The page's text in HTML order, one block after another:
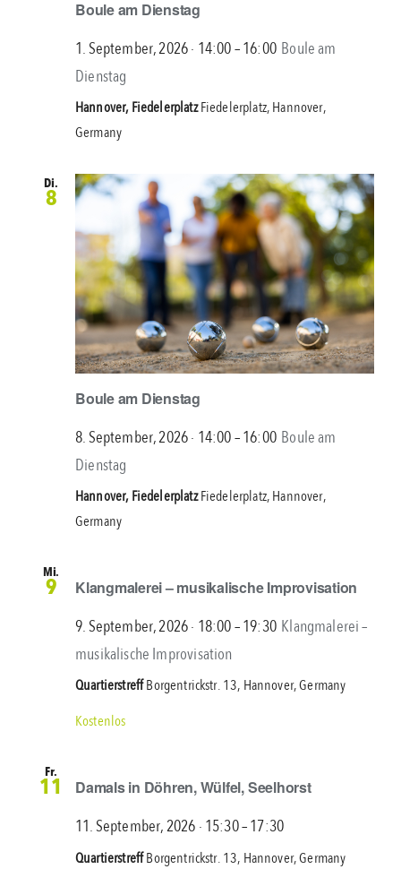
Boule am Dienstag
1. September, 2026 ∙ 14:00–16:00 Boule am
Dienstag
Hannover, FiedelerplatzFiedelerplatz, Hannover,
Germany
Di.
8
Boule am Dienstag
8. September, 2026 ∙ 14:00–16:00 Boule am
Dienstag
Hannover, FiedelerplatzFiedelerplatz, Hannover,
Germany
Mi.
9 Klangmalerei – musikalische Improvisation
9. September, 2026 ∙ 18:00–19:30 Klangmalerei –
musikalische Improvisation
QuartierstreffBorgentrickstr. 13, Hannover, Germany
Kostenlos
Fr.
11 Damals in Döhren, Wülfel, Seelhorst
11. September, 2026 ∙ 15:30–17:30
in
QuartierstreffBorgentrickstr. 13, Hannover, Germany